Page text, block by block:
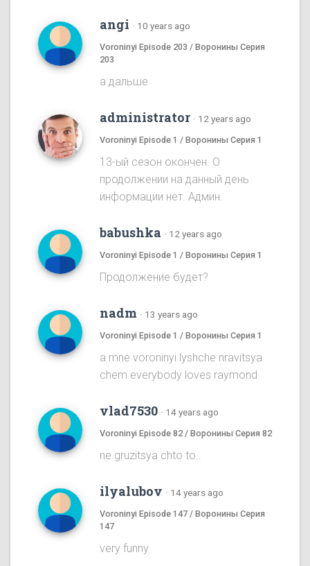
angi · 10 years ago
Voroninyi Episode 203 / Воронины Серия
203
а дальше
administrator · 12 years ago
Voroninyi Episode 1 / Воронины Серия 1
13-ый сезон окончен. О
продолжении на данный день
информации нет. Админ.
babushka · 12 years ago
Voroninyi Episode 1 / Воронины Серия 1
Продолжение будет?
nadm · 13 years ago
Voroninyi Episode 1 / Воронины Серия 1
a mne voroninyi lyshche nravitsya
chem everybody loves raymond
vlad7530 · 14 years ago
Voroninyi Episode 82 / Воронины Серия 82
ne gruzitsya chto to..
ilyalubov · 14 years ago
Voroninyi Episode 147 / Воронины Серия
147
very funny